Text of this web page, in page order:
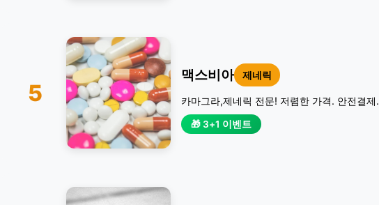
5
맥스비아 제네릭
카마그라,제네릭 전문! 저렴한 가격. 안전결제.
🎁 3+1 이벤트